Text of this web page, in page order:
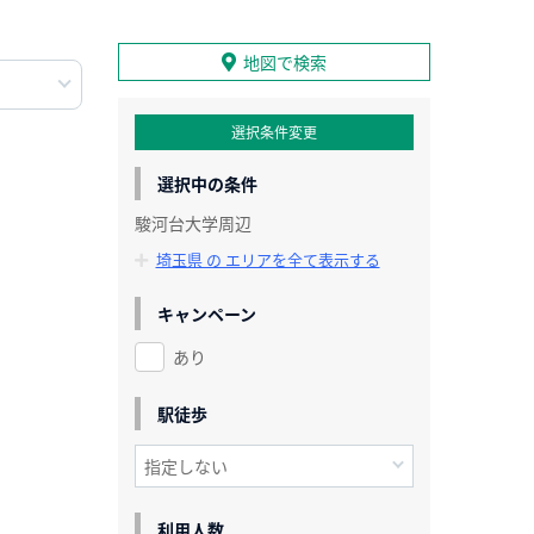
地図で検索
選択条件変更
選択中の条件
駿河台大学周辺
埼玉県 の エリアを全て表示する
キャンペーン
あり
駅徒歩
利用人数